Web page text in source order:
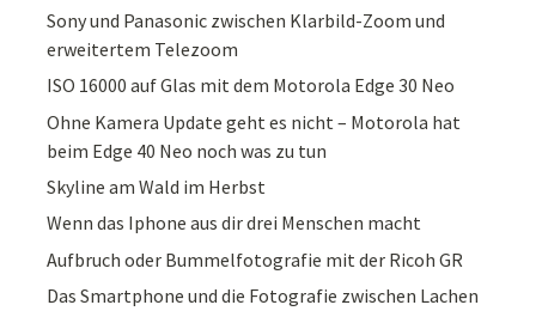
Sony und Panasonic zwischen Klarbild-Zoom und
erweitertem Telezoom
ISO 16000 auf Glas mit dem Motorola Edge 30 Neo
Ohne Kamera Update geht es nicht – Motorola hat
beim Edge 40 Neo noch was zu tun
Skyline am Wald im Herbst
Wenn das Iphone aus dir drei Menschen macht
Aufbruch oder Bummelfotografie mit der Ricoh GR
Das Smartphone und die Fotografie zwischen Lachen